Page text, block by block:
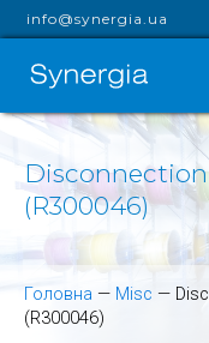
info@synergia.ua
Disconnection
(R300046)
Головна — Misc —
(R300046)